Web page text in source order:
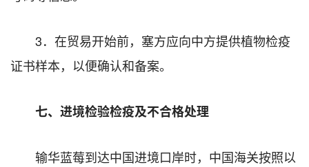
3．在贸易开始前，塞方应向中方提供植物检疫
证书样本，以便确认和备案。
七、进境检验检疫及不合格处理
输华蓝莓到达中国进境口岸时，中国海关按照以